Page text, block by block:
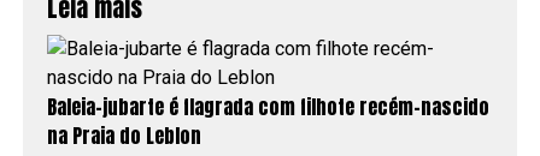
Baleia-jubarte é flagrada com filhote recém-nascido
na Praia do Leblon